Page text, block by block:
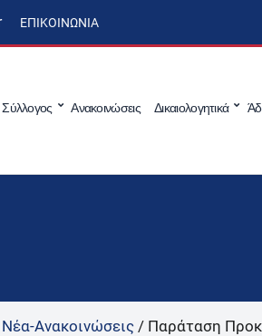
ΕΠΙΚΟΙΝΩΝΊΑ
Σύλλογος Ανακοινώσεις Δικαιολογητικά
Νέα-Ανακοινώσεις / Παράταση